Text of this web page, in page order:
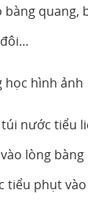
bàng quang,
học hình ảnh
túi nước tiểu
lòng
tiểu phụt